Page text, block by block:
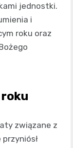
jednostki.
i
roku oraz
związane z